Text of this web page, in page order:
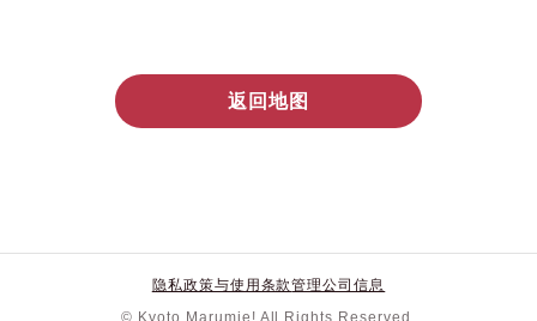
返回地图
隐私政策与使用条款管理公司信息
© Kyoto Marumie! All Rights Reserved.